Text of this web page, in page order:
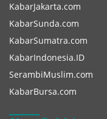
KabarJakarta.com
KabarSunda.com
KabarSumatra.com
KabarIndonesia.ID
SerambiMuslim.com
KabarBursa.com